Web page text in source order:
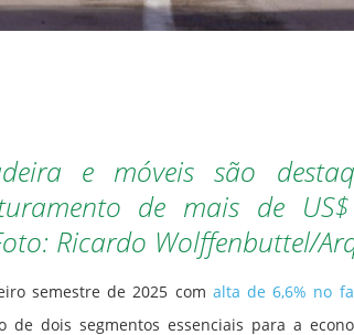
e móveis são
de mais de
Ricardo Wolffenbuttel/
semestre de 2025 com alta de 6,6% no
de dois segmentos essenciais para a